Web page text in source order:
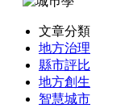
文章分類
地方治理
縣市評比
地方創生
智慧城市